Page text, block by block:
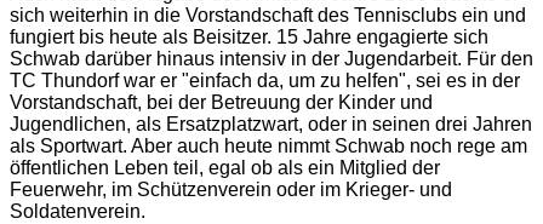
sich weiterhin in die Vorstandschaft des Tennisclubs ein und
fungiert bis heute als Beisitzer. 15 Jahre engagierte sich
Schwab darüber hinaus intensiv in der Jugendarbeit. Für den
TC Thundorf war er "einfach da, um zu helfen", sei es in der
Vorstandschaft, bei der Betreuung der Kinder und
Jugendlichen, als Ersatzplatzwart, oder in seinen drei Jahren
als Sportwart. Aber auch heute nimmt Schwab noch rege am
öffentlichen Leben teil, egal ob als ein Mitglied der
Feuerwehr, im Schützenverein oder im Krieger- und
Soldatenverein.